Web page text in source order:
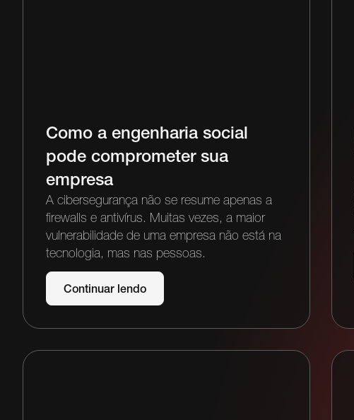
Como a engenharia social
pode comprometer sua
empresa
A cibersegurança não se resume apenas a
firewalls e antivírus. Muitas vezes, a maior
vulnerabilidade de uma empresa não está na
tecnologia, mas nas pessoas.
Continuar lendo